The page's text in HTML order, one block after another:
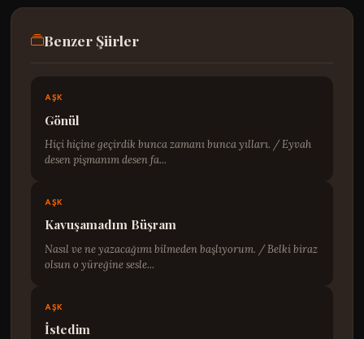
Benzer Şiirler
AŞK
Gönül
Hiçi hiçine geçirdik bunca zamanı bunca yılları. / Eyvah
desen pişmanım desen fa...
AŞK
Kavuşamadım Büşram
Nasıl ve ne yazacağımı bilmeden başlıyorum. / Belki biraz
olsun o yüreğine sesle...
AŞK
İstedim